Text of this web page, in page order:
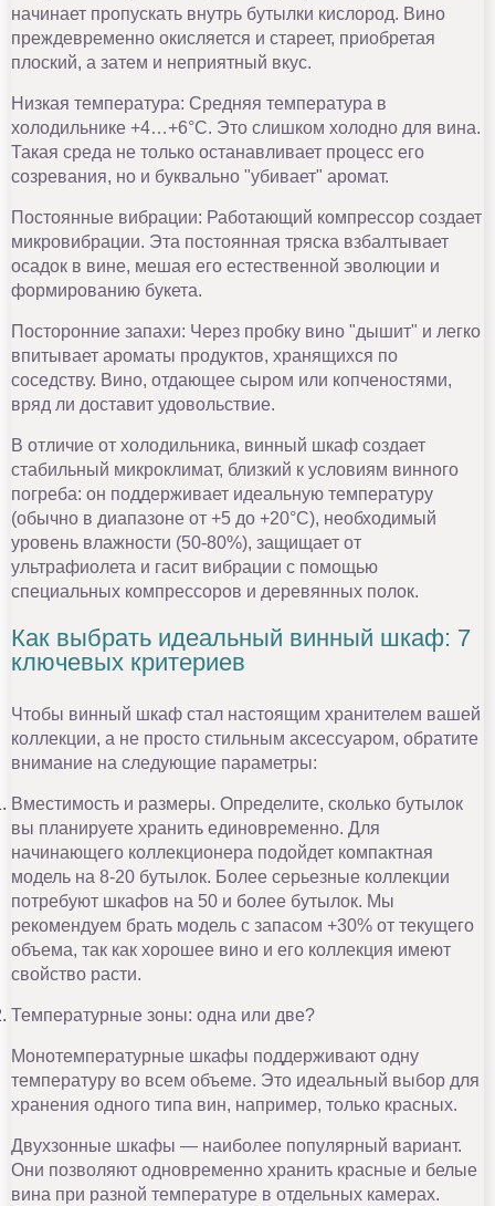
начинает пропускать внутрь бутылки кислород. Вино
преждевременно окисляется и стареет, приобретая
плоский, а затем и неприятный вкус.
Низкая температура: Средняя температура в
холодильнике +4…+6°C. Это слишком холодно для вина.
Такая среда не только останавливает процесс его
созревания, но и буквально "убивает" аромат.
Постоянные вибрации: Работающий компрессор создает
микровибрации. Эта постоянная тряска взбалтывает
осадок в вине, мешая его естественной эволюции и
формированию букета.
Посторонние запахи: Через пробку вино "дышит" и легко
впитывает ароматы продуктов, хранящихся по
соседству. Вино, отдающее сыром или копченостями,
вряд ли доставит удовольствие.
В отличие от холодильника, винный шкаф создает
стабильный микроклимат, близкий к условиям винного
погреба: он поддерживает идеальную температуру
(обычно в диапазоне от +5 до +20°C), необходимый
уровень влажности (50-80%), защищает от
ультрафиолета и гасит вибрации с помощью
специальных компрессоров и деревянных полок.
Как выбрать идеальный винный шкаф: 7
ключевых критериев
Чтобы винный шкаф стал настоящим хранителем вашей
коллекции, а не просто стильным аксессуаром, обратите
внимание на следующие параметры:
Вместимость и размеры. Определите, сколько бутылок
вы планируете хранить единовременно. Для
начинающего коллекционера подойдет компактная
модель на 8-20 бутылок. Более серьезные коллекции
потребуют шкафов на 50 и более бутылок. Мы
рекомендуем брать модель с запасом +30% от текущего
объема, так как хорошее вино и его коллекция имеют
свойство расти.
Температурные зоны: одна или две?
Монотемпературные шкафы поддерживают одну
температуру во всем объеме. Это идеальный выбор для
хранения одного типа вин, например, только красных.
Двухзонные шкафы — наиболее популярный вариант.
Они позволяют одновременно хранить красные и белые
вина при разной температуре в отдельных камерах.